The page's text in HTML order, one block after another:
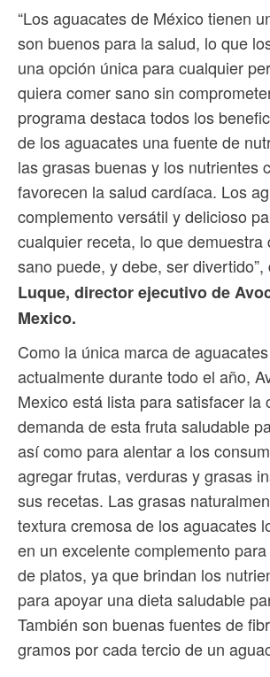
“Los aguacates de México tienen
son buenos para la salud, lo que
una opción única para cualquier
quiera comer sano sin
programa destaca todos los
de los aguacates una fuente de
las grasas buenas y los nutrientes
favorecen la salud cardíaca. Los
complemento versátil y delicioso
cualquier receta, lo que demuestra
sano puede, y debe, ser divertido”,
Luque, director ejecutivo de
Mexico.
Como la única marca de
actualmente durante todo el año,
Mexico está lista para satisfacer la
demanda de esta fruta saludable
así como para alentar a los
agregar frutas, verduras y grasas
sus recetas. Las grasas
textura cremosa de los aguacates
en un excelente complemento
de platos, ya que brindan los
para apoyar una dieta saludable
También son buenas fuentes de
gramos por cada tercio de un